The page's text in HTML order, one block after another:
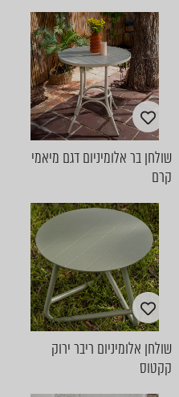
שולחן בר אלומיניום דגם מיאמי
קרם
שולחן אלומיניום ריבר ירוק
קקטוס